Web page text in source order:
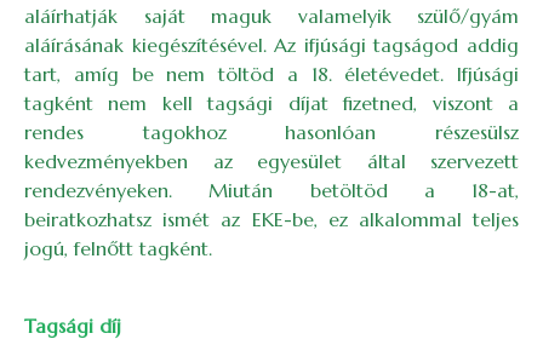
aláírhatják saját maguk valamelyik szülő/gyám
aláírásának kiegészítésével. Az ifjúsági tagságod addig
tart, amíg be nem töltöd a 18. életévedet. Ifjúsági
tagként nem kell tagsági díjat fizetned, viszont a
rendes tagokhoz hasonlóan részesülsz
kedvezményekben az egyesület által szervezett
rendezvényeken. Miután betöltöd a 18-at,
beiratkozhatsz ismét az EKE-be, ez alkalommal teljes
jogú, felnőtt tagként.
Tagsági díj